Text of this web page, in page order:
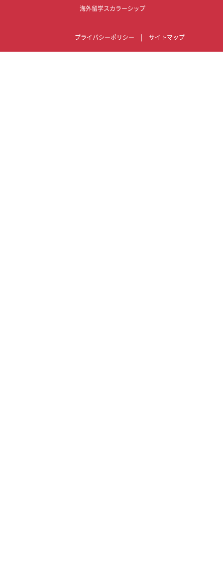
海外留学スカラーシップ
プライバシーポリシー サイトマップ